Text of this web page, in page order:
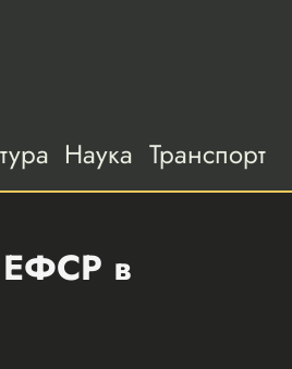
Наука Транспорт
ЕФСР в